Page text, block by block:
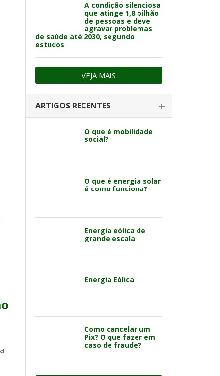
A condição silenciosa
que atinge 1,8 bilhão
de pessoas e deve
agravar problemas
de saúde até 2030, segundo
estudos
VEJA MAIS
ARTIGOS RECENTES
O que é mobilidade
social?
O que é energia solar
é como funciona?
Energia eólica de
grande escala
Energia Eólica
Como cancelar um
Pix? O que fazer em
caso de fraude?